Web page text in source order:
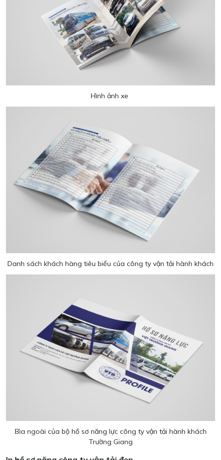
Hình ảnh xe
Danh sách khách hàng tiêu biểu của công ty vận tải hành khách
Bìa ngoài của bộ hồ sơ năng lực công ty vận tải hành khách
Trường Giang